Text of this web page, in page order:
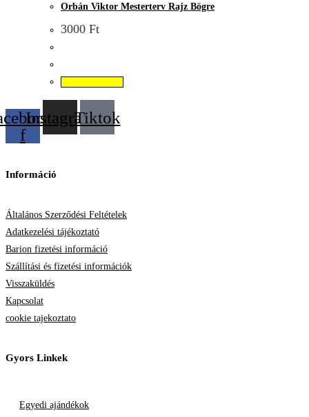
Orbán Viktor Mesterterv Rajz Bögre
3000 Ft
f
InstagramTiktok
Információ
Általános Szerződési Feltételek
Adatkezelési tájékoztató
Barion fizetési információ
Szállítási és fizetési információk
Visszaküldés
Kapcsolat
cookie tajekoztato
Gyors Linkek
Egyedi ajándékok